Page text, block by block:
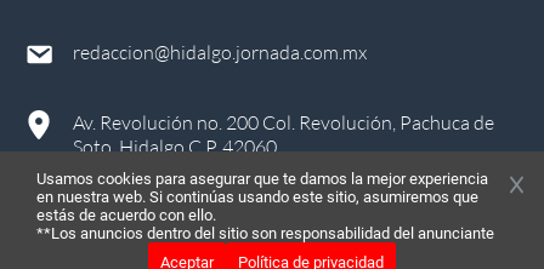
redaccion@hidalgo.jornada.com.mx
Av. Revolución no. 200 Col. Revolución, Pachuca de
Soto, Hidalgo C.P. 42060
Usamos cookies para asegurar que te damos la mejor experiencia
en nuestra web. Si continúas usando este sitio, asumiremos que
estás de acuerdo con ello.
**Los anuncios dentro del sitio son responsabilidad del anunciante
Aceptar
Política de privacidad